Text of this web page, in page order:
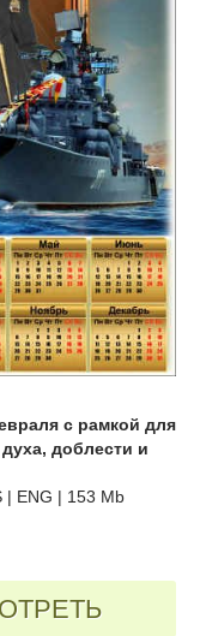
с рамкой для
доблести и
| ENG | 153 Mb